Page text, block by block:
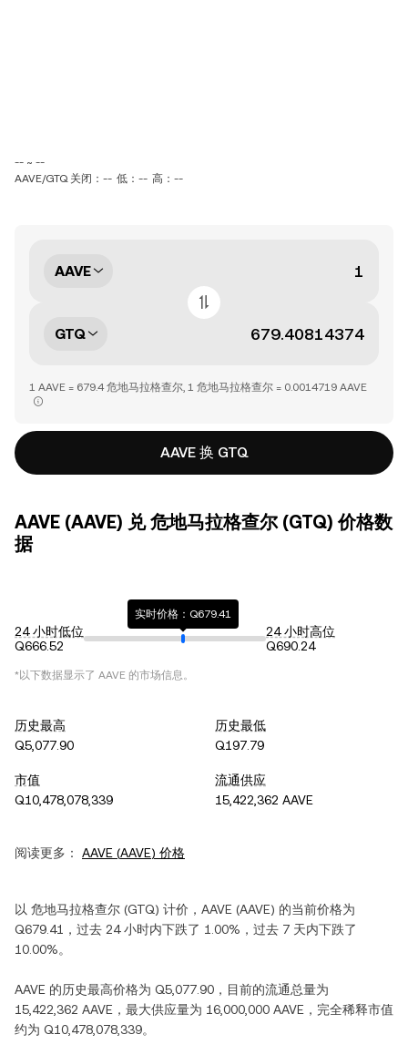
-- ~ --
AAVE/GTQ 关闭：-- 低：-- 高：--
AAVE
GTQ
1 AAVE = 679.4 危地马拉格查尔, 1 危地马拉格查尔 = 0.0014719 AAVE
AAVE 换 GTQ
AAVE (AAVE) 兑 危地马拉格查尔 (GTQ) 价格数
据
24 小时低位
Q666.52
实时价格：Q679.41
24 小时高位
Q690.24
*以下数据显示了 AAVE 的市场信息。
历史最高
Q5,077.90
历史最低
Q197.79
市值
Q10,478,078,339
流通供应
15,422,362 AAVE
阅读更多： AAVE (AAVE) 价格
以 危地马拉格查尔 (GTQ) 计价， AAVE (AAVE) 的当前价格为
Q679.41 ，过去 24 小时内下跌了 1.00% ，过去 7 天内下跌了
10.00%。
AAVE 的历史最高价格为 Q5,077.90 ，目前的流通总量为
15,422,362 AAVE ，最大供应量为 16,000,000 AAVE ，完全稀释市值
约为 Q10,478,078,339。